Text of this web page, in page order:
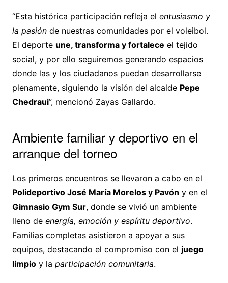
“Esta histórica participación refleja el entusiasmo y
la pasiónde nuestras comunidades por el voleibol.
El deporte une, transforma y fortalece el tejido
social, y por ello seguiremos generando espacios
donde las y los ciudadanos puedan desarrollarse
plenamente, siguiendo la visión del alcalde Pepe
Chedraui”, mencionó Zayas Gallardo.
Ambiente familiar y deportivo en el
arranque del torneo
Los primeros encuentros se llevaron a cabo en el
Polideportivo José María Morelos y Pavón y en el
Gimnasio Gym Sur, donde se vivió un ambiente
lleno de energía, emoción y espíritu deportivo.
Familias completas asistieron a apoyar a sus
equipos, destacando el compromiso con el juego
limpioy la participación comunitaria.